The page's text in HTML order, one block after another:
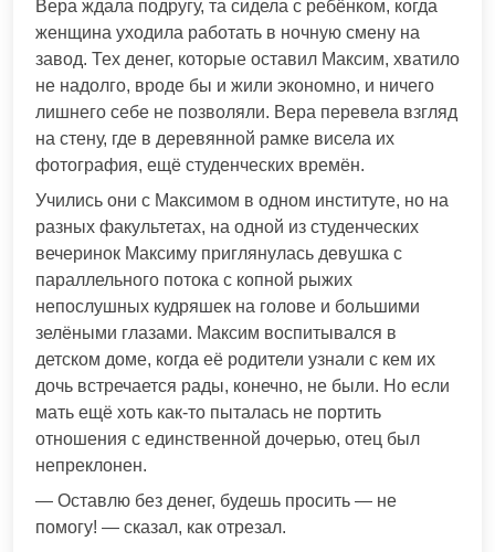
Вера ждала подругу, та сидела с ребёнком, когда
женщина уходила работать в ночную смену на
завод. Тех денег, которые оставил Максим, хватило
не надолго, вроде бы и жили экономно, и ничего
лишнего себе не позволяли. Вера перевела взгляд
на стену, где в деревянной рамке висела их
фотография, ещё студенческих времён.
Учились они с Максимом в одном институте, но на
разных факультетах, на одной из студенческих
вечеринок Максиму приглянулась девушка с
параллельного потока с копной рыжих
непослушных кудряшек на голове и большими
зелёными глазами. Максим воспитывался в
детском доме, когда её родители узнали с кем их
дочь встречается рады, конечно, не были. Но если
мать ещё хоть как-то пыталась не портить
отношения с единственной дочерью, отец был
непреклонен.
— Оставлю без денег, будешь просить — не
помогу! — сказал, как отрезал.